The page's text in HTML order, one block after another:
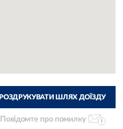
РОЗДРУКУВАТИ ШЛЯХ ДОЇЗДУ
Повідомте про помилку